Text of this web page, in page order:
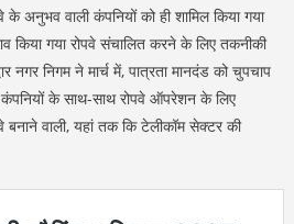
के अनुभव वाली कंपनियों को ही शामिल किया गया
किया गया रोपवे संचालित करने के लिए तकनीकी
नगर निगम ने मार्च में, पात्रता मानदंड को चुपचाप
के साथ-साथ रोपवे ऑपरेशन के लिए
बनाने वाली, यहां तक कि टेलीकॉम सेक्टर की